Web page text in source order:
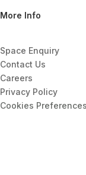
More Info
Space Enquiry
Contact Us
Careers
Privacy Policy
Cookies Preferences